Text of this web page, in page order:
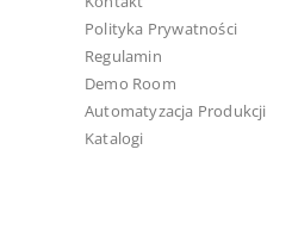
Polityka Prywatności
Regulamin
Demo Room
Automatyzacja Produkcji
Katalogi